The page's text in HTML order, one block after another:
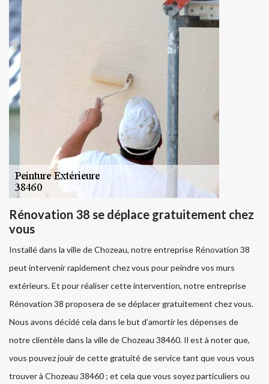
Rénovation 38 se déplace gratuitement chez
vous
Installé dans la ville de Chozeau, notre entreprise Rénovation 38
peut intervenir rapidement chez vous pour peindre vos murs
extérieurs. Et pour réaliser cette intervention, notre entreprise
Rénovation 38 proposera de se déplacer gratuitement chez vous.
Nous avons décidé cela dans le but d’amortir les dépenses de
notre clientèle dans la ville de Chozeau 38460. Il est à noter que,
vous pouvez jouir de cette gratuité de service tant que vous vous
trouver à Chozeau 38460 ; et cela que vous soyez particuliers ou